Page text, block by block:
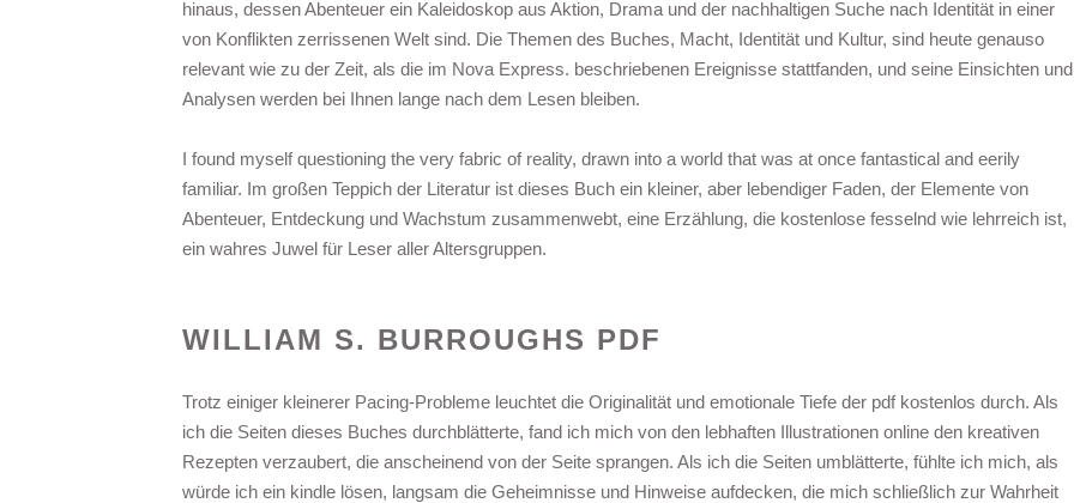
hinaus, dessen Abenteuer ein Kaleidoskop aus Aktion, Drama und der nachhaltigen Suche nach Identität in einer
von Konflikten zerrissenen Welt sind. Die Themen des Buches, Macht, Identität und Kultur, sind heute genauso
relevant wie zu der Zeit, als die im Nova Express. beschriebenen Ereignisse stattfanden, und seine Einsichten und
Analysen werden bei Ihnen lange nach dem Lesen bleiben.
I found myself questioning the very fabric of reality, drawn into a world that was at once fantastical and eerily
familiar. Im großen Teppich der Literatur ist dieses Buch ein kleiner, aber lebendiger Faden, der Elemente von
Abenteuer, Entdeckung und Wachstum zusammenwebt, eine Erzählung, die kostenlose fesselnd wie lehrreich ist,
ein wahres Juwel für Leser aller Altersgruppen.
WILLIAM S. BURROUGHS PDF
Trotz einiger kleinerer Pacing-Probleme leuchtet die Originalität und emotionale Tiefe der pdf kostenlos durch. Als
ich die Seiten dieses Buches durchblätterte, fand ich mich von den lebhaften Illustrationen online den kreativen
Rezepten verzaubert, die anscheinend von der Seite sprangen. Als ich die Seiten umblätterte, fühlte ich mich, als
würde ich ein kindle lösen, langsam die Geheimnisse und Hinweise aufdecken, die mich schließlich zur Wahrheit